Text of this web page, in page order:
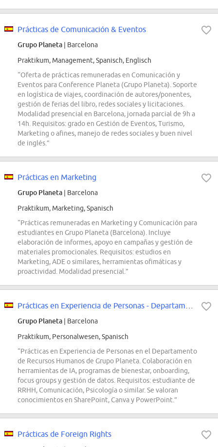
Prácticas de Comunicación & Eventos
Grupo Planeta | Barcelona
Praktikum, Management, Spanisch, Englisch
“Oferta de prácticas remuneradas en Comunicación y
Eventos para Conference Planeta (Grupo Planeta). Soporte
en logística de viajes, coordinación de autores/ponentes,
gestión de ferias del libro, redes sociales y licitaciones.
Modalidad presencial en Barcelona, jornada parcial de 9h a
14h. Requisitos: grado en Gestión de Eventos, Turismo,
Marketing o afines, manejo de redes sociales y buen nivel
de inglés.”
Prácticas en Marketing
Grupo Planeta | Barcelona
Praktikum, Marketing, Spanisch
“Prácticas remuneradas en Marketing y Comunicación para
estudiantes en Grupo Planeta (Barcelona). Incluye
elaboración de informes, apoyo en campañas y gestión de
materiales promocionales. Requisitos: estudios en
Marketing, ADE o similares, herramientas ofimáticas y
proactividad. Modalidad presencial.”
Grupo Planeta | Barcelona
Praktikum, Personalwesen, Spanisch
“Prácticas en Experiencia de Personas en el Departamento
de Recursos Humanos de Grupo Planeta. Colaboración en
herramientas de IA, programas de bienestar, onboarding,
focus groups y gestión de datos. Requisitos: estudiante de
RRHH, Comunicación, Psicología o similar. Se valoran
conocimientos en SharePoint, Canva y PowerPoint.”
Prácticas de Foreign Rights